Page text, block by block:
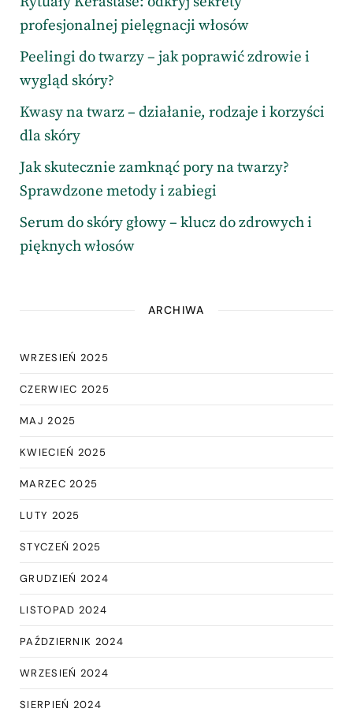
profesjonalnej pielęgnacji włosów
Peelingi do twarzy – jak poprawić zdrowie i
wygląd skóry?
Kwasy na twarz – działanie, rodzaje i korzyści
dla skóry
Jak skutecznie zamknąć pory na twarzy?
Sprawdzone metody i zabiegi
Serum do skóry głowy – klucz do zdrowych i
pięknych włosów
ARCHIWA
WRZESIEŃ 2025
CZERWIEC 2025
MAJ 2025
KWIECIEŃ 2025
MARZEC 2025
LUTY 2025
STYCZEŃ 2025
GRUDZIEŃ 2024
LISTOPAD 2024
PAŹDZIERNIK 2024
WRZESIEŃ 2024
SIERPIEŃ 2024